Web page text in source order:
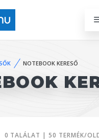
NOTEBOOK KERESŐ
0 TALÁLAT | 50 TERMÉK/